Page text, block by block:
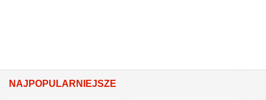
NAJPOPULARNIEJSZE